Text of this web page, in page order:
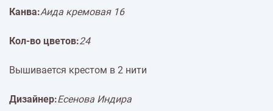
Канва:Аида кремовая 16
Кол-во цветов:24
Вышивается крестом в 2 нити
Дизайнер:Есенова Индира